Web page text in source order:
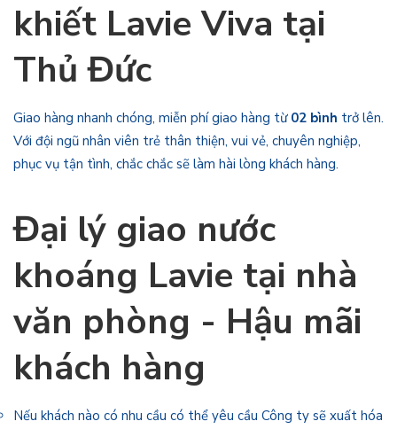
khiết Lavie Viva tại
Thủ Đức
Giao hàng nhanh chóng, miễn phí giao hàng từ 02 bình trở lên.
Với đội ngũ nhân viên trẻ thân thiện, vui vẻ, chuyên nghiệp,
phục vụ tận tình, chắc chắc sẽ làm hài lòng khách hàng.
Đại lý giao nước
khoáng Lavie tại nhà
văn phòng - Hậu mãi
khách hàng
Nếu khách nào có nhu cầu có thể yêu cầu Công ty sẽ xuất hóa